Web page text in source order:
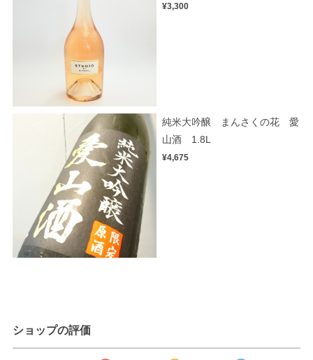
¥3,300
純米大吟醸 まんさくの花 愛
山酒 1.8L
¥4,675
ショップの評価